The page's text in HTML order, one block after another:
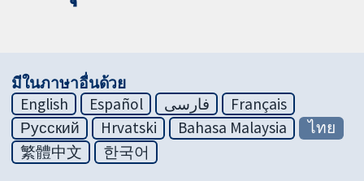
มีในภาษาอื่นด้วย
English
Español فارسی
Français
Русский
Hrvatski Bahasa Malaysia
ไทย
繁體中文
한국어